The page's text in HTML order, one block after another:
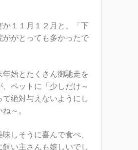
か１１月１２月と、「下
ががとっても多かったで
年始とたくさん御馳走を
ペットに「少しだけ～
絶対与えないようにし
～。
しそうに喜んで食べ、
飼い主さんも嬉しいでし